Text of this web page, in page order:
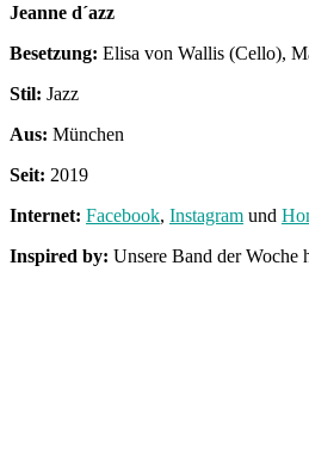
Jeanne d´azz
Besetzung: Elisa von Wallis (Cello),
Stil: Jazz
Aus: München
Seit: 2019
Internet: Facebook, Instagram und
Inspired by: Unsere Band der Woche